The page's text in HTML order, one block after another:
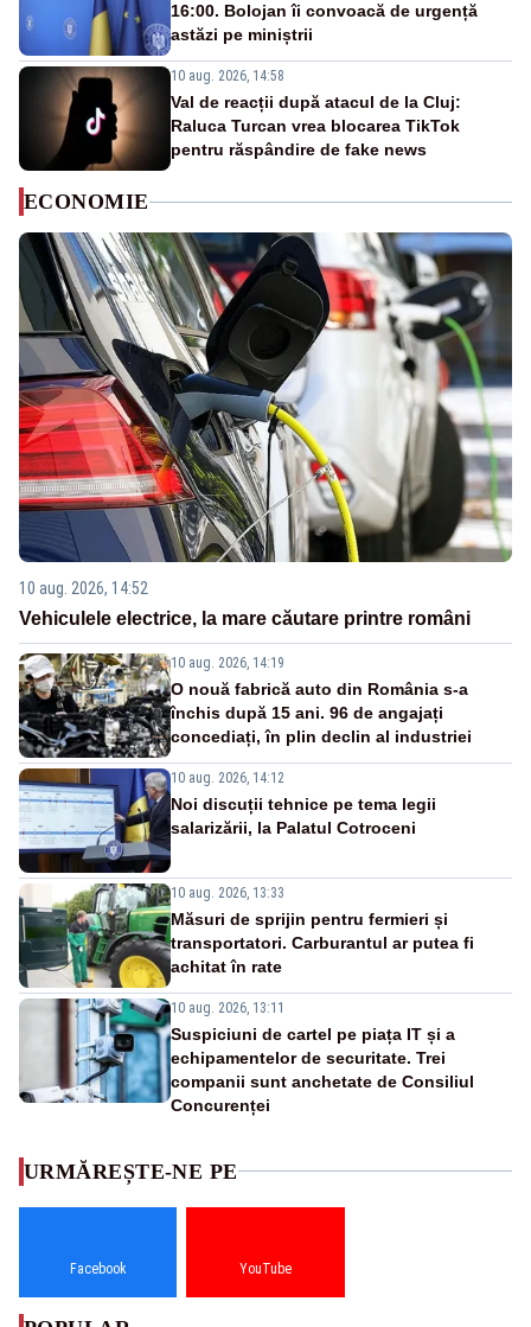
16:00. Bolojan îi convoacă de urgență
astăzi pe miniștrii
10 aug. 2026, 14:58
Val de reacții după atacul de la Cluj:
Raluca Turcan vrea blocarea TikTok
pentru răspândire de fake news
ECONOMIE
10 aug. 2026, 14:52
Vehiculele electrice, la mare căutare printre români
10 aug. 2026, 14:19
O nouă fabrică auto din România s-a
închis după 15 ani. 96 de angajați
concediați, în plin declin al industriei
10 aug. 2026, 14:12
Noi discuții tehnice pe tema legii
salarizării, la Palatul Cotroceni
10 aug. 2026, 13:33
Măsuri de sprijin pentru fermieri și
transportatori. Carburantul ar putea fi
achitat în rate
10 aug. 2026, 13:11
Suspiciuni de cartel pe piața IT și a
echipamentelor de securitate. Trei
companii sunt anchetate de Consiliul
Concurenței
URMĂREȘTE-NE PE
Facebook YouTube